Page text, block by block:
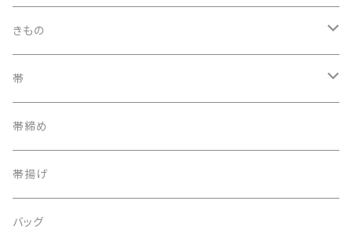
きもの
訪問着
附下
小紋 / 紬 / 御召
麻/夏もの
帯
袋帯
名古屋帯
半巾帯
帯締め
帯揚げ
バッグ